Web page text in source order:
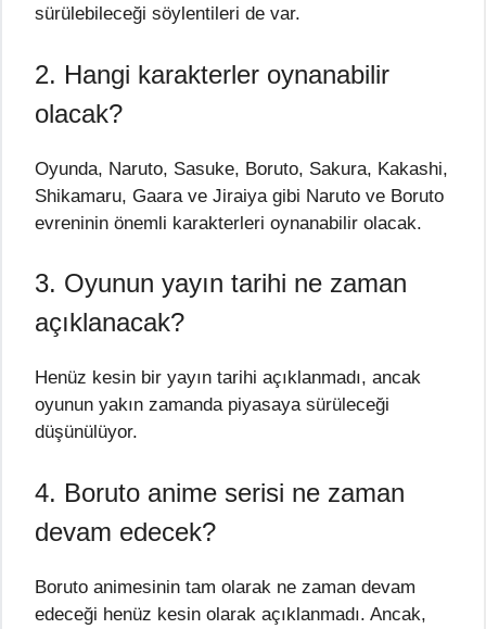
sürülebileceği söylentileri de var.
2. Hangi karakterler oynanabilir
olacak?
Oyunda, Naruto, Sasuke, Boruto, Sakura, Kakashi,
Shikamaru, Gaara ve Jiraiya gibi Naruto ve Boruto
evreninin önemli karakterleri oynanabilir olacak.
3. Oyunun yayın tarihi ne zaman
açıklanacak?
Henüz kesin bir yayın tarihi açıklanmadı, ancak
oyunun yakın zamanda piyasaya sürüleceği
düşünülüyor.
4. Boruto anime serisi ne zaman
devam edecek?
Boruto animesinin tam olarak ne zaman devam
edeceği henüz kesin olarak açıklanmadı. Ancak,